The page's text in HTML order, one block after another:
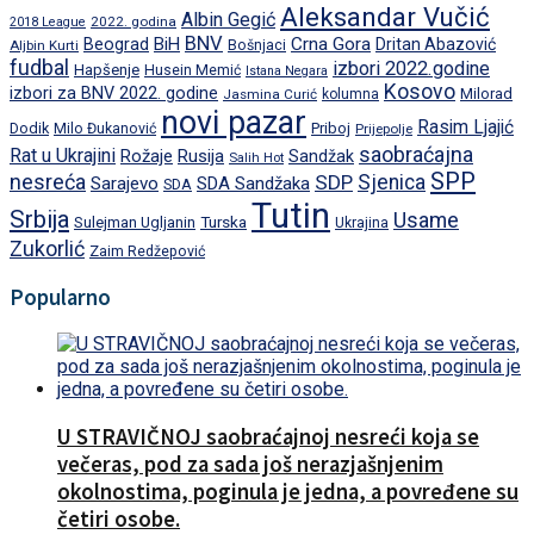
2018 League 2022. godina Albin Gegić Aleksandar Vučić
Aljbin Kurti Beograd BiH BNV Bošnjaci Crna Gora Dritan Abazović
fudbal Hapšenje Husein Memić Istana Negara izbori 2022.godine
izbori za BNV 2022. godine Jasmina Curić kolumna Kosovo Milorad
Dodik Milo Đukanović novi pazar Priboj Prijepolje Rasim Ljajić
Rat u Ukrajini Rožaje Rusija Salih Hot Sandžak saobraćajna
nesreća Sarajevo SDA SDA Sandžaka SDP Sjenica SPP
Srbija Sulejman Ugljanin Turska Tutin Ukrajina Usame
Zukorlić Zaim Redžepović
Popularno
U STRAVIČNOJ saobraćajnoj nesreći koja se
večeras, pod za sada još nerazjašnjenim
okolnostima, poginula je jedna, a povređene su
četiri osobe.